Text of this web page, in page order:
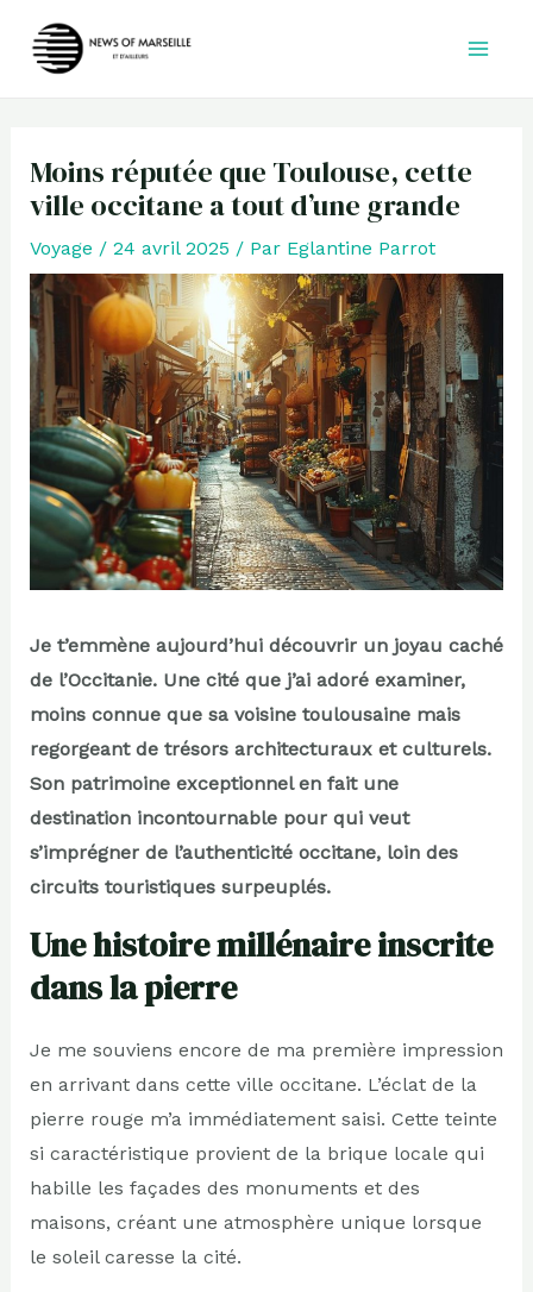
Moins réputée que Toulouse, cette
ville occitane a tout d’une grande
Voyage / 24 avril 2025 / Par Eglantine Parrot
Je t’emmène aujourd’hui découvrir un joyau caché
de l’Occitanie. Une cité que j’ai adoré examiner,
moins connue que sa voisine toulousaine mais
regorgeant de trésors architecturaux et culturels.
Son patrimoine exceptionnel en fait une
destination incontournable pour qui veut
s’imprégner de l’authenticité occitane, loin des
circuits touristiques surpeuplés.
Une histoire millénaire inscrite
dans la pierre
Je me souviens encore de ma première impression
en arrivant dans cette ville occitane. L’éclat de la
pierre rouge m’a immédiatement saisi. Cette teinte
si caractéristique provient de la brique locale qui
habille les façades des monuments et des
maisons, créant une atmosphère unique lorsque
le soleil caresse la cité.